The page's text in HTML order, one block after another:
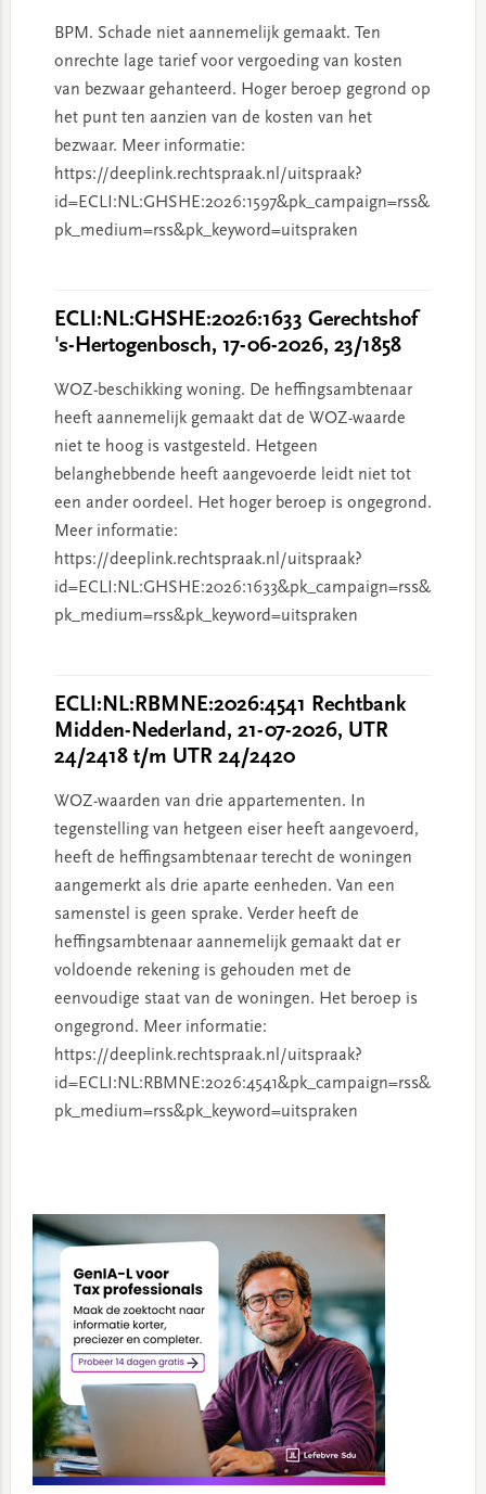
BPM. Schade niet aannemelijk gemaakt. Ten
onrechte lage tarief voor vergoeding van kosten
van bezwaar gehanteerd. Hoger beroep gegrond op
het punt ten aanzien van de kosten van het
bezwaar. Meer informatie:
https://deeplink.rechtspraak.nl/uitspraak?
id=ECLI:NL:GHSHE:2026:1597&pk_campaign=rss&
pk_medium=rss&pk_keyword=uitspraken
ECLI:NL:GHSHE:2026:1633 Gerechtshof
's-Hertogenbosch, 17-06-2026, 23/1858
WOZ-beschikking woning. De heffingsambtenaar
heeft aannemelijk gemaakt dat de WOZ-waarde
niet te hoog is vastgesteld. Hetgeen
belanghebbende heeft aangevoerde leidt niet tot
een ander oordeel. Het hoger beroep is ongegrond.
Meer informatie:
https://deeplink.rechtspraak.nl/uitspraak?
id=ECLI:NL:GHSHE:2026:1633&pk_campaign=rss&
pk_medium=rss&pk_keyword=uitspraken
ECLI:NL:RBMNE:2026:4541 Rechtbank
Midden-Nederland, 21-07-2026, UTR
24/2418 t/m UTR 24/2420
WOZ-waarden van drie appartementen. In
tegenstelling van hetgeen eiser heeft aangevoerd,
heeft de heffingsambtenaar terecht de woningen
aangemerkt als drie aparte eenheden. Van een
samenstel is geen sprake. Verder heeft de
heffingsambtenaar aannemelijk gemaakt dat er
voldoende rekening is gehouden met de
eenvoudige staat van de woningen. Het beroep is
ongegrond. Meer informatie:
https://deeplink.rechtspraak.nl/uitspraak?
id=ECLI:NL:RBMNE:2026:4541&pk_campaign=rss&
pk_medium=rss&pk_keyword=uitspraken
Sidebar